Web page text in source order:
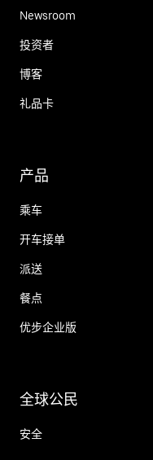
Newsroom
投资者
博客
礼品卡
产品
乘车
开车接单
派送
餐点
优步企业版
全球公民
安全